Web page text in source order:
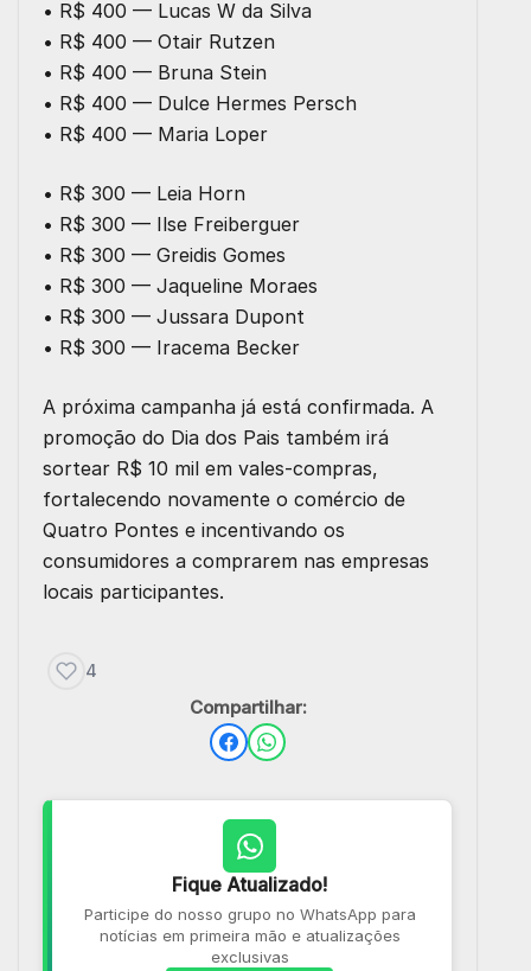
• R$ 400 — Lucas W da Silva
• R$ 400 — Otair Rutzen
• R$ 400 — Bruna Stein
• R$ 400 — Dulce Hermes Persch
• R$ 400 — Maria Loper
• R$ 300 — Leia Horn
• R$ 300 — Ilse Freiberguer
• R$ 300 — Greidis Gomes
• R$ 300 — Jaqueline Moraes
• R$ 300 — Jussara Dupont
• R$ 300 — Iracema Becker
A próxima campanha já está confirmada. A
promoção do Dia dos Pais também irá
sortear R$ 10 mil em vales-compras,
fortalecendo novamente o comércio de
Quatro Pontes e incentivando os
consumidores a comprarem nas empresas
locais participantes.
4
Compartilhar:
Fique Atualizado!
Participe do nosso grupo no WhatsApp para
notícias em primeira mão e atualizações
exclusivas